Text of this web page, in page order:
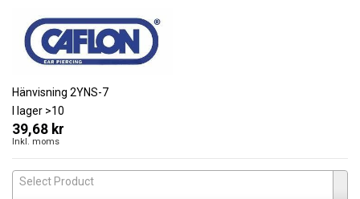
Hänvisning 2YNS-7
I lager >10
39,68 kr
Inkl. moms
Select Product